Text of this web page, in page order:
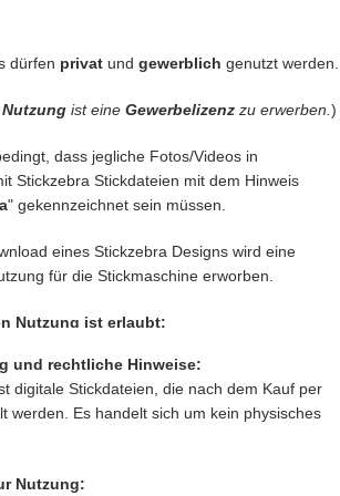
in die man sich auf den ersten Blick verliebt
die echte Unikate werden
die kleine Herzen höher schlagen
Heimtextilien,die deinem Zuhause eine
kommen und in Erinnerung bleiben
du dir ein einzigartiges Motiv in dein
dürfen privat und gewerblich genutzt werden.
ist eine Gewerbelizenz zu erwerben. )
dass jegliche Fotos/Videos in
Stickzebra Stickdateien mit dem Hinweis
" gekennzeichnet sein müssen.
eines Stickzebra Designs wird eine
für die Stickmaschine erworben.
Nutzung ist erlaubt:
Produkt, das mit einer Stickmaschine
ein Produkt, das mit einer Stickzebra
die als Geschenk oder Spende dienen sollen.
und rechtliche Hinweise:
digitale Stickdateien, die nach dem Kauf per
werden. Es handelt sich um kein physisches
Nutzung: